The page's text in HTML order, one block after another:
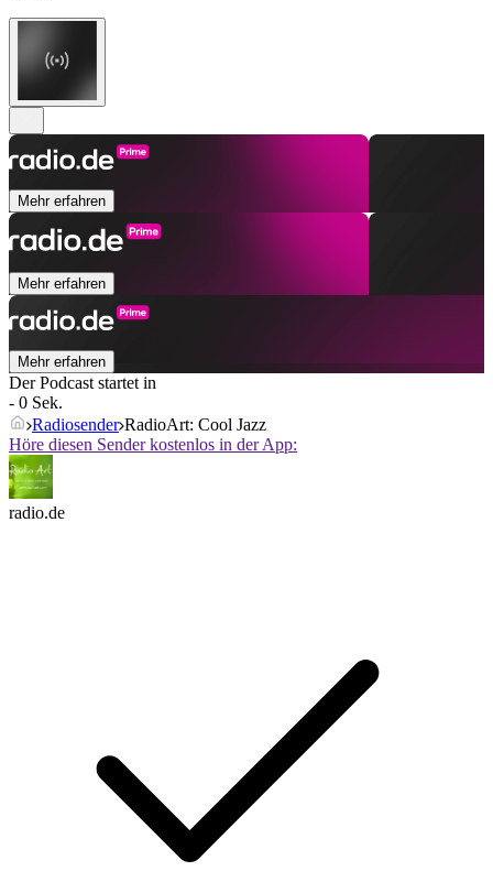
Mehr erfahren
Mehr erfahren
Mehr erfahren
Der Podcast startet in
- 0 Sek.
Radiosender RadioArt: Cool Jazz
Höre diesen Sender kostenlos in der App:
radio.de